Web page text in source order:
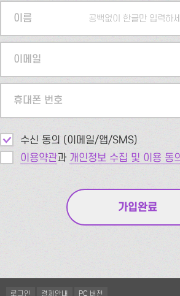
이름 공백없이 한글만 입력하
이메일
휴대폰 번호
수신 동의 (이메일/앱/SMS)
이용약관과 개인정보 수집 및 이용 동
로그인 결제안내 PC 버전